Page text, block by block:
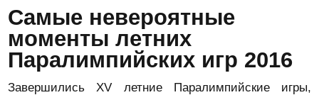
Самые невероятные
моменты летних
Паралимпийских игр 2016
Завершились XV летние Паралимпийские игры,